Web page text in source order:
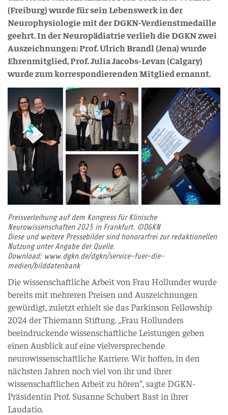
(Freiburg) wurde für sein Lebenswerk in der
Neurophysiologie mit der DGKN-Verdienstmedaille
geehrt. In der Neuropädiatrie verlieh die DGKN zwei
Auszeichnungen: Prof. Ulrich Brandl (Jena) wurde
Ehrenmitglied, Prof. Julia Jacobs-Levan (Calgary)
wurde zum korrespondierenden Mitglied ernannt.
Preisverleihung auf dem Kongress für Klinische
Neurowissenschaften 2025 in Frankfurt. ©DGKN
Diese und weitere Pressebilder sind honorarfrei zur redaktionellen
Nutzung unter Angabe der Quelle.
Download: www.dgkn.de/dgkn/service-fuer-die-
medien/bilddatenbank
Die wissenschaftliche Arbeit von Frau Hollunder wurde
bereits mit mehreren Preisen und Auszeichnungen
gewürdigt, zuletzt erhielt sie das Parkinson Fellowship
2024 der Thiemann Stiftung. „Frau Hollunders
beeindruckende wissenschaftliche Leistungen geben
einen Ausblick auf eine vielversprechende
neurowissenschaftliche Karriere. Wir hoffen, in den
nächsten Jahren noch viel von ihr und ihrer
wissenschaftlichen Arbeit zu hören“, sagte DGKN-
Präsidentin Prof. Susanne Schubert Bast in ihrer
Laudatio.